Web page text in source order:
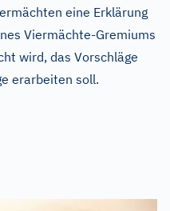
eine Erklärung
Viermächte-Gremiums
wird, das Vorschläge
erarbeiten soll.